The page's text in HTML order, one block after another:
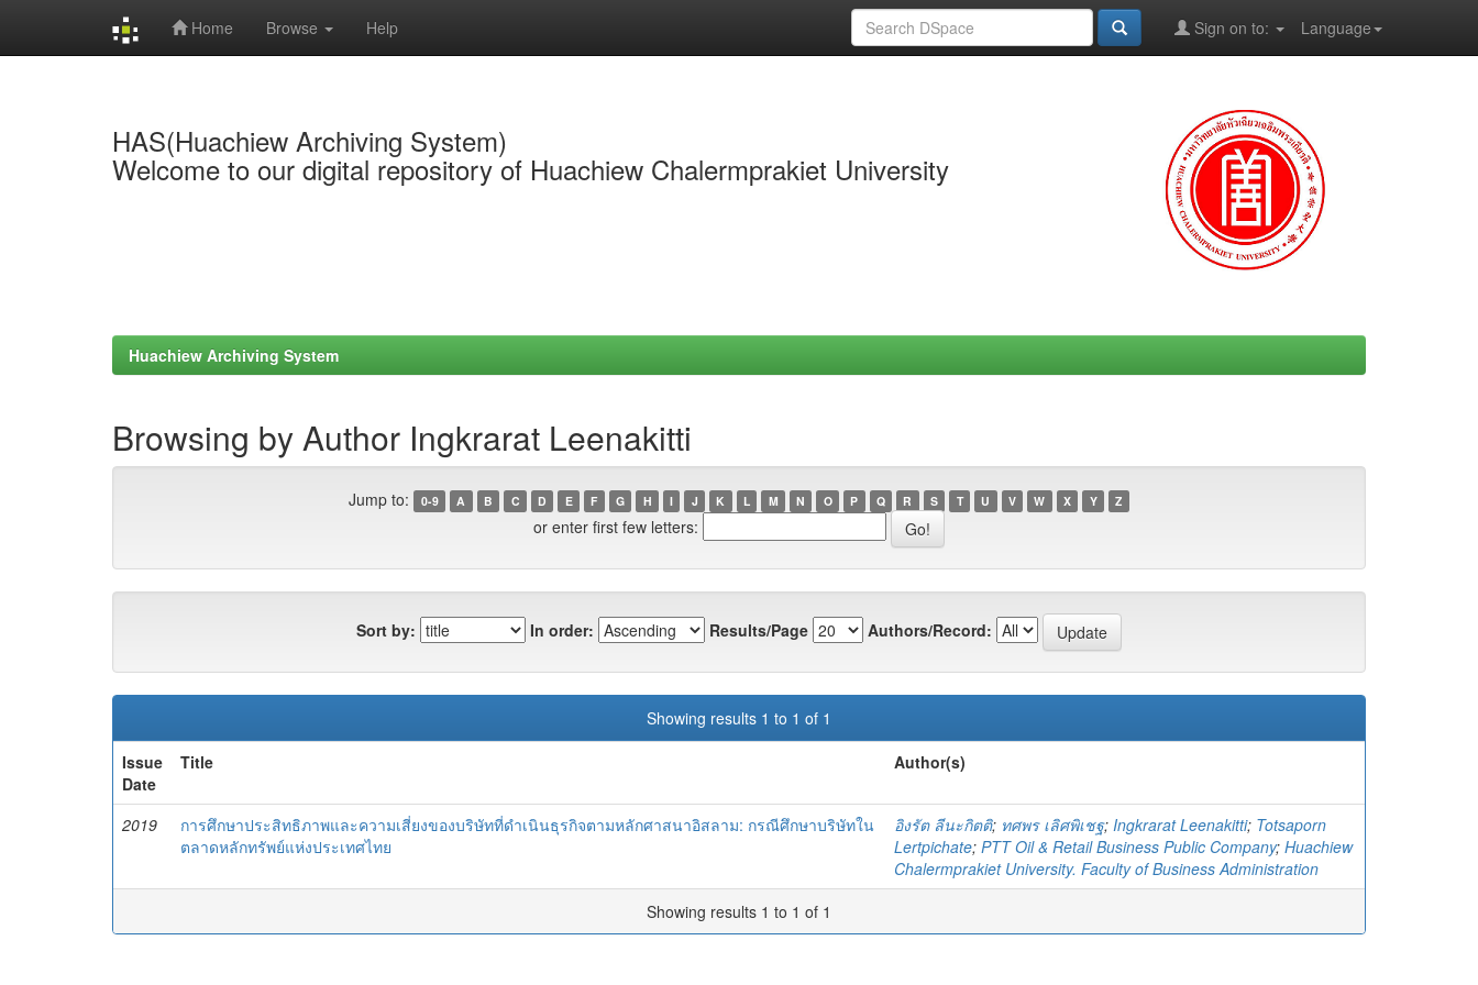
Home Browse Help Language
Sign on to:
HAS(Huachiew Archiving System)
Welcome to our digital repository of Huachiew Chalermprakiet University
Huachiew Archiving System
Browsing by Author Ingkrarat Leenakitti
Jump to: 0-9 A B C D E F G H I J K L M N O P Q R S T U V W X Y Z
or enter first few letters:
Sort by: In order: Results/Page Authors/Record:
Showing results 1 to 1 of 1
Issue
Date
Title Author(s)
2019
การศึกษาประสิทธิภาพและความเสี่ยงของบริษัทที่ดำเนินธุรกิจตามหลักศาสนาอิสลาม: กรณีศึกษาบริษัทใน
ตลาดหลักทรัพย์แห่งประเทศไทย
อิงรัต ลีนะกิตติ; ทศพร เลิศพิเชฐ; Ingkrarat Leenakitti; Totsaporn
Lertpichate; PTT Oil & Retail Business Public Company; Huachiew
Chalermprakiet University. Faculty of Business Administration
Showing results 1 to 1 of 1